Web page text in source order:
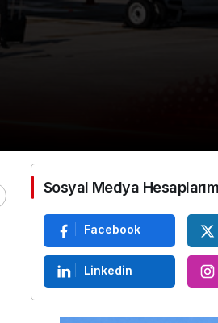
Sosyal Medya
Facebook
Linkedin